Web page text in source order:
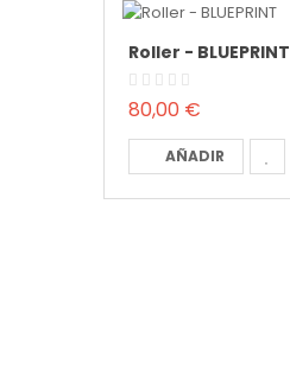
Roller - BLUEPRINT
80,00 €
AÑADIR